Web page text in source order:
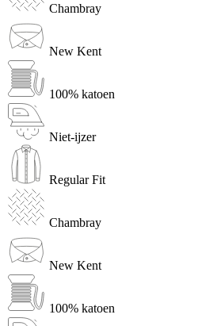
Chambray
New Kent
100% katoen
Niet-ijzer
Regular Fit
Chambray
New Kent
100% katoen